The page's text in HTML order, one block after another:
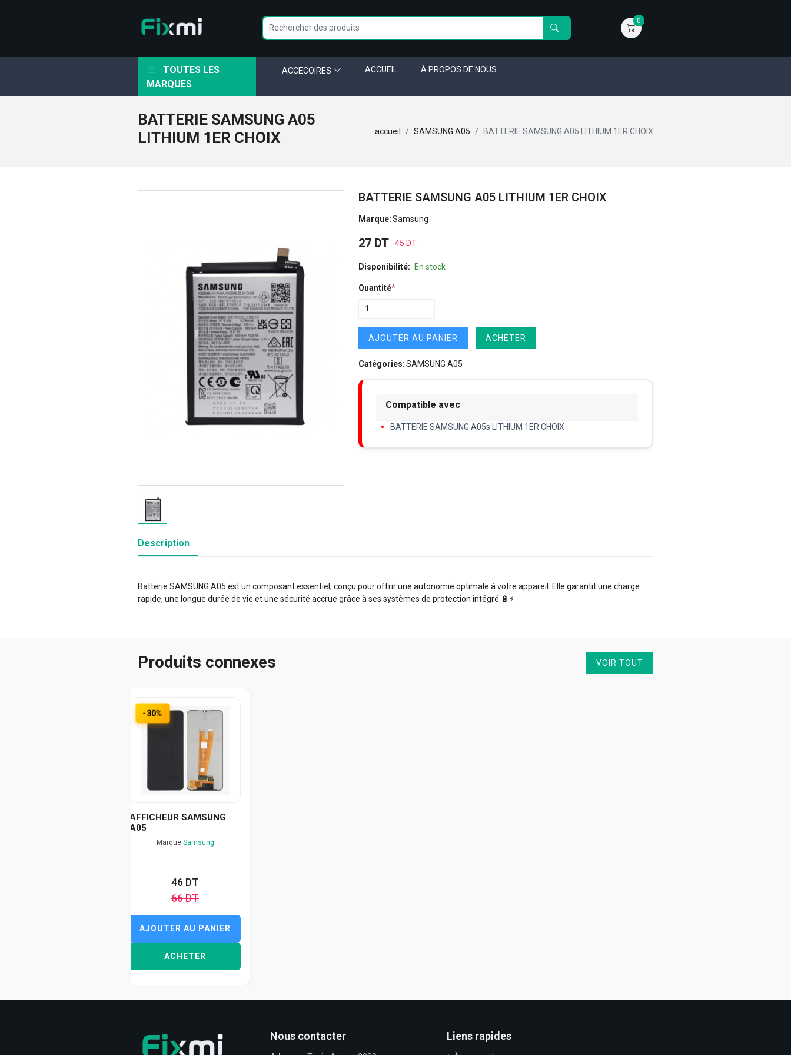
0
TOUTES LES
MARQUES
ACCECOIRES ACCUEIL À PROPOS DE NOUS
BATTERIE SAMSUNG A05
LITHIUM 1ER CHOIX
accueil SAMSUNG A05 BATTERIE SAMSUNG A05 LITHIUM 1ER CHOIX
BATTERIE SAMSUNG A05 LITHIUM 1ER CHOIX
Marque:Samsung
27 DT 45 DT
Disponibilité: En stock
Quantité*
AJOUTER AU PANIER ACHETER
Catégories:SAMSUNG A05
Compatible avec
BATTERIE SAMSUNG A05s LITHIUM 1ER CHOIX
Description
Batterie SAMSUNG A05 est un composant essentiel, conçu pour offrir une autonomie optimale à votre appareil. Elle garantit une charge
rapide, une longue durée de vie et une sécurité accrue grâce à ses systèmes de protection intégré 🔋⚡️
Produits connexes VOIR TOUT
-30%
AFFICHEUR SAMSUNG
A05
Marque Samsung
46 DT
66 DT
AJOUTER AU PANIER
ACHETER
Nous contacter Liens rapides